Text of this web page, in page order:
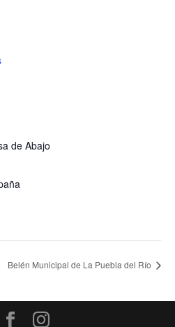
de Abajo
Belén Municipal de La Puebla del Río